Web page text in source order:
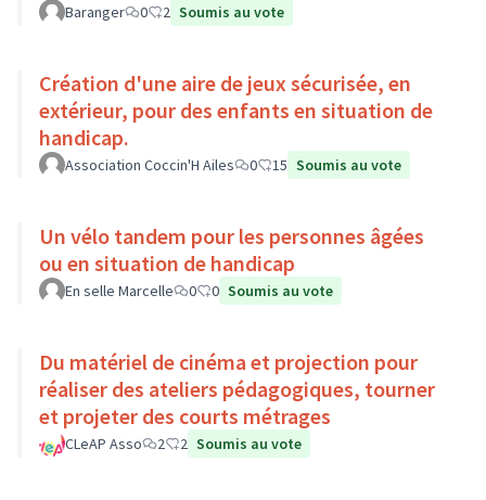
Baranger 0 2 Soumis au vote
Création d'une aire de jeux sécurisée, en
extérieur, pour des enfants en situation de
handicap.
Association Coccin'H Ailes 0 15 Soumis au vote
Un vélo tandem pour les personnes âgées
ou en situation de handicap
En selle Marcelle 0 0 Soumis au vote
Du matériel de cinéma et projection pour
réaliser des ateliers pédagogiques, tourner
et projeter des courts métrages
CLeAP Asso 2 2 Soumis au vote